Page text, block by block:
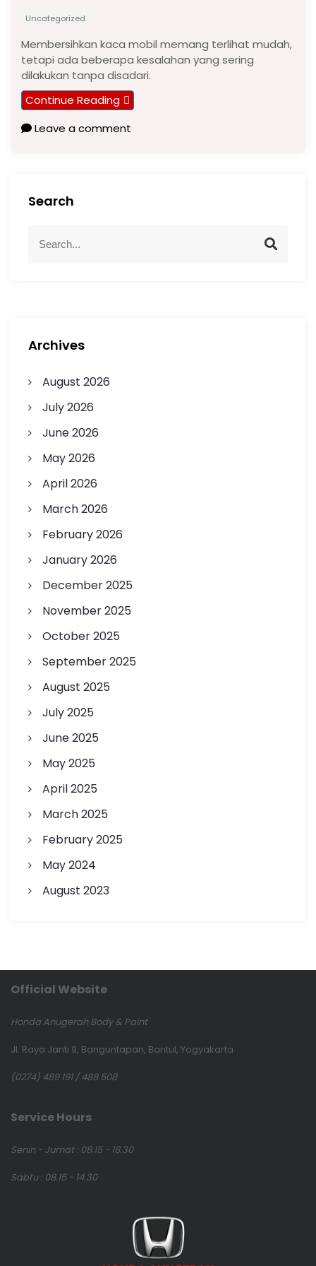
Uncategorized
Membersihkan kaca mobil memang terlihat mudah,
tetapi ada beberapa kesalahan yang sering
dilakukan tanpa disadari.
Continue Reading
Leave a comment
Search
Archives
August 2026
July 2026
June 2026
May 2026
April 2026
March 2026
February 2026
January 2026
December 2025
November 2025
October 2025
September 2025
August 2025
July 2025
June 2025
May 2025
April 2025
March 2025
February 2025
May 2024
August 2023
Official Website
Honda Anugerah Body & Paint
Jl. Raya Janti 9, Banguntapan, Bantul, Yogyakarta
(0274) 489 191 / 488 508
Service Hours
Senin - Jumat : 08.15 - 16.30
Sabtu : 08.15 - 14.30